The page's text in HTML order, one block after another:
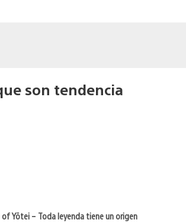
son tendencia
Yōtei – Toda leyenda tiene un origen